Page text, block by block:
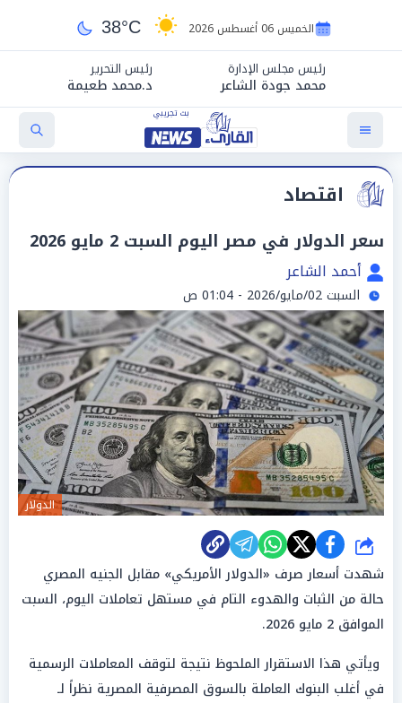
الخميس 06 أغسطس 2026 38°C
رئيس مجلس الإدارة
محمد جودة الشاعر
رئيس التحرير
د.محمد طعيمة
اقتصاد
سعر الدولار في مصر اليوم السبت 2 مايو 2026
أحمد الشاعر
السبت 02/مايو/2026 - 01:04 ص
الدولار
شارك
شهدت أسعار صرف «الدولار الأمريكي» مقابل الجنيه المصري
حالة من الثبات والهدوء التام في مستهل تعاملات اليوم، السبت
الموافق 2 مايو 2026.
ويأتي هذا الاستقرار الملحوظ نتيجة لتوقف المعاملات الرسمية
في أغلب البنوك العاملة بالسوق المصرفية المصرية نظراً لـ